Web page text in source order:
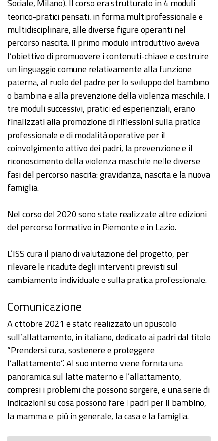
Sociale, Milano). Il corso era strutturato in 4 moduli
teorico-pratici pensati, in forma multiprofessionale e
multidisciplinare, alle diverse figure operanti nel
percorso nascita. Il primo modulo introduttivo aveva
l’obiettivo di promuovere i contenuti-chiave e costruire
un linguaggio comune relativamente alla funzione
paterna, al ruolo del padre per lo sviluppo del bambino
o bambina e alla prevenzione della violenza maschile. I
tre moduli successivi, pratici ed esperienziali, erano
finalizzati alla promozione di riflessioni sulla pratica
professionale e di modalità operative per il
coinvolgimento attivo dei padri, la prevenzione e il
riconoscimento della violenza maschile nelle diverse
fasi del percorso nascita: gravidanza, nascita e la nuova
famiglia.
Nel corso del 2020 sono state realizzate altre edizioni
del percorso formativo in Piemonte e in Lazio.
L’ISS cura il piano di valutazione del progetto, per
rilevare le ricadute degli interventi previsti sul
cambiamento individuale e sulla pratica professionale.
Comunicazione
A ottobre 2021 è stato realizzato un opuscolo
sull’allattamento, in italiano, dedicato ai padri dal titolo
“Prendersi cura, sostenere e proteggere
l’allattamento”. Al suo interno viene fornita una
panoramica sul latte materno e l’allattamento,
compresi i problemi che possono sorgere, e una serie di
indicazioni su cosa possono fare i padri per il bambino,
la mamma e, più in generale, la casa e la famiglia.